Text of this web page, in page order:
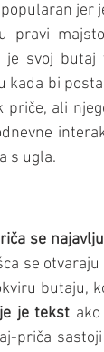
jer
pravi
svoj
bi
ali
s ugla.
se
se
butaju,
je tekst
priča